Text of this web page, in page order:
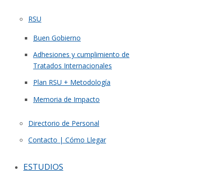
RSU
Buen Gobierno
Adhesiones y cumplimiento de
Tratados Internacionales
Plan RSU + Metodología
Memoria de Impacto
Directorio de Personal
Contacto | Cómo Llegar
ESTUDIOS